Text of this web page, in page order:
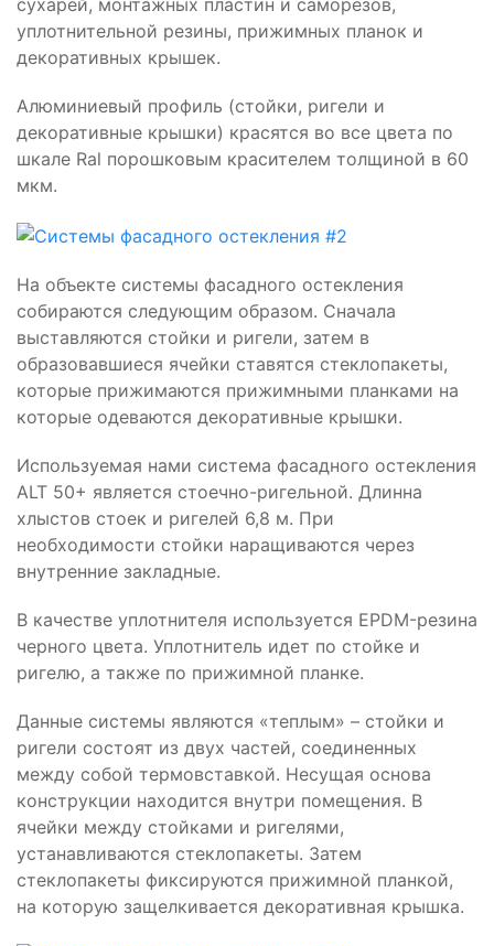
сухарей, монтажных пластин и саморезов,
уплотнительной резины, прижимных планок и
декоративных крышек.
Алюминиевый профиль (стойки, ригели и
декоративные крышки) красятся во все цвета по
шкале Ral порошковым красителем толщиной в 60
мкм.
На объекте системы фасадного остекления
собираются следующим образом. Сначала
выставляются стойки и ригели, затем в
образовавшиеся ячейки ставятся стеклопакеты,
которые прижимаются прижимными планками на
которые одеваются декоративные крышки.
Используемая нами система фасадного остекления
ALT 50+ является стоечно-ригельной. Длинна
хлыстов стоек и ригелей 6,8 м. При
необходимости стойки наращиваются через
внутренние закладные.
В качестве уплотнителя используется EPDM-резина
черного цвета. Уплотнитель идет по стойке и
ригелю, а также по прижимной планке.
Данные системы являются «теплым» – стойки и
ригели состоят из двух частей, соединенных
между собой термовставкой. Несущая основа
конструкции находится внутри помещения. В
ячейки между стойками и ригелями,
устанавливаются стеклопакеты. Затем
стеклопакеты фиксируются прижимной планкой,
на которую защелкивается декоративная крышка.